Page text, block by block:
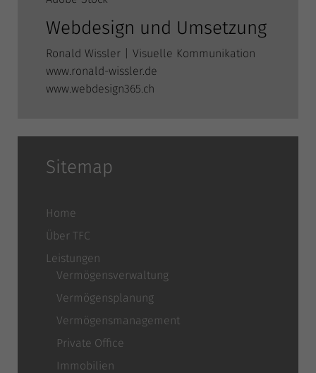
Webdesign und Umsetzung
Ronald Wiss­ler | Visu­el­le Kommunikation
www.ronald-wissler.de
www.webdesign365.ch
Sitemap
Home
Über TFC
Leistungen
Vermögensverwaltung
Vermögensplanung
Vermögensmanagement
Private Office
Immobilien